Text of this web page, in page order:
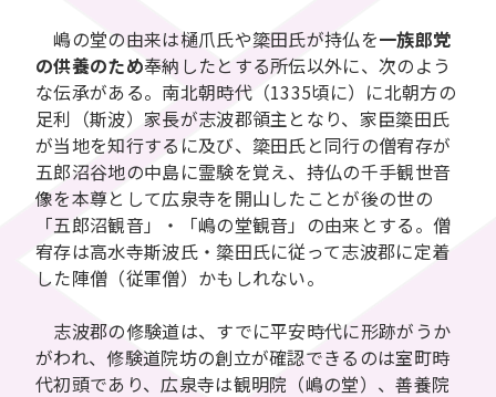
嶋の堂の由来は樋爪氏や簗田氏が持仏を一族郎党
の供養のため奉納したとする所伝以外に、次のよう
な伝承がある。南北朝時代（1335頃に）に北朝方の
足利（斯波）家長が志波郡領主となり、家臣簗田氏
が当地を知行するに及び、簗田氏と同行の僧宥存が
五郎沼谷地の中島に霊験を覚え、持仏の千手観世音
像を本尊として広泉寺を開山したことが後の世の
「五郎沼観音」・「嶋の堂観音」の由来とする。僧
宥存は高水寺斯波氏・簗田氏に従って志波郡に定着
した陣僧（従軍僧）かもしれない。
志波郡の修験道は、すでに平安時代に形跡がうか
がわれ、修験道院坊の創立が確認できるのは室町時
代初頭であり、広泉寺は観明院（嶋の堂）、善養院